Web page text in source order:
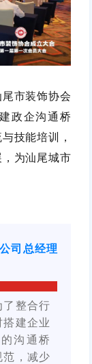
市装饰协会
政企沟通桥
技能培训，
为汕尾城市
司总经理
整合行
建企业
沟通桥
，减少